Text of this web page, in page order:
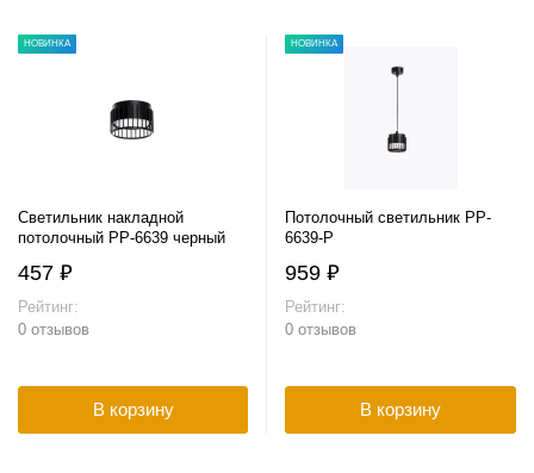
НОВИНКА
Светильник накладной
потолочный PP-6639 черный
457 ₽
Рейтинг:
0 отзывов
В корзину
НОВИНКА
Потолочный светильник PP-
6639-P
959 ₽
Рейтинг:
0 отзывов
В корзину